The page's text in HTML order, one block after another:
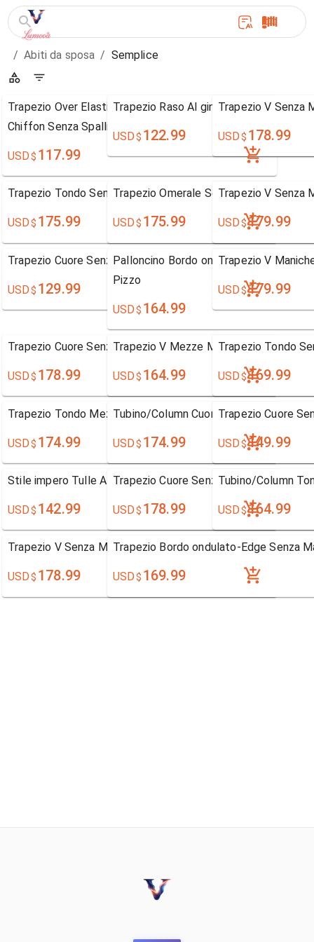
/ Abiti da sposa / Semplice
Trapezio Over Elastic Woven Raso Sopra la caviglia
Chiffon Senza Spalline with Ribbon
USD$ 117.99
Trapezio Raso Al ginocchio A barca
USD$ 122.99
Trapezio V Senza
USD$ 178.99
Trapezio Tondo Senza Maniche Tulle
USD$ 175.99
Trapezio Omerale Senza Maniche
USD$ 175.99
Trapezio V Senza
USD$179.99
Trapezio Cuore Senza Maniche Organza
USD$ 129.99
Palloncino Bordo ondulato-Edge
Pizzo
USD$ 164.99
Trapezio V
USD$179.99
Trapezio Cuore Senza Maniche Pizzo
USD$ 178.99
Trapezio V Mezze Maniche Chiffon
USD$ 164.99
Trapezio Tondo
USD$169.99
Trapezio Tondo Mezze Maniche Pizzo
USD$ 174.99
Tubino/Column Cuore Maniche corte
USD$ 174.99
Trapezio Cuore
USD$149.99
Stile impero Tulle Al ginocchio Ad anello
USD$ 142.99
Trapezio Cuore Senza Maniche Organza
USD$ 178.99
Tubino/Column
USD$164.99
Trapezio V Senza Maniche Chiffon
USD$ 178.99
Trapezio Bordo ondulato-Edge Senza
USD$ 169.99